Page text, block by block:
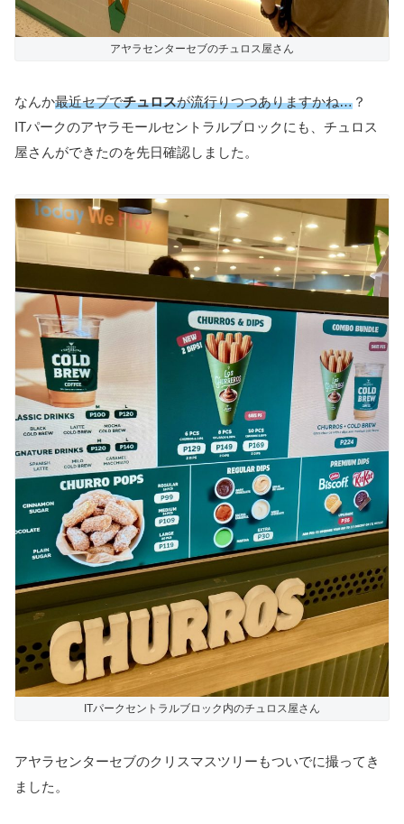
アヤラセンターセブのチュロス屋さん
なんか最近セブでチュロスが流行りつつありますかね… ？
ITパークのアヤラモールセントラルブロックにも、チュロス
屋さんができたのを先日確認しました。
ITパークセントラルブロック内のチュロス屋さん
アヤラセンターセブのクリスマスツリーもついでに撮ってき
ました。